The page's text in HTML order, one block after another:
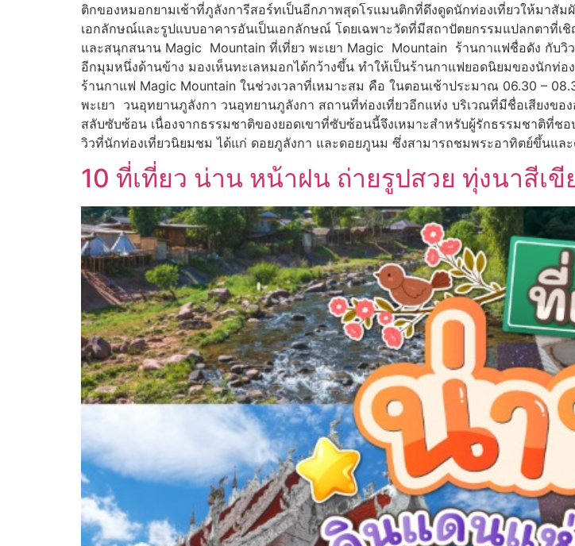
ติกของหมอกยามเช้าที่ภูลังการีสอร์ทเป็นอีกภาพสุดโรแมนติกที่ดึงดูดนักท่องเที่ยวให้มาสั
เอกลักษณ์และรูปแบบอาคารอันเป็นเอกลักษณ์ โดยเฉพาะวัดที่มีสถาปัตยกรรมแปลกตาที่เ
และสนุกสนาน Magic Mountain ที่เที่ยว พะเยา Magic Mountain ร้านกาแฟชื่อดัง กับ
อีกมุมหนึ่งด้านข้าง มองเห็นทะเลหมอกได้กว้างขึ้น ทำให้เป็นร้านกาแฟยอดนิยมของนักท่อ
ร้านกาแฟ Magic Mountain ในช่วงเวลาที่เหมาะสม คือ ในตอนเช้าประมาณ 06.30 –
พะเยา วนอุทยานภูลังกา วนอุทยานภูลังกา สถานที่ท่องเที่ยวอีกแห่ง บริเวณที่มีชื่อเสียงของ
สลับซับซ้อน เนื่องจากธรรมชาติของยอดเขาที่ซับซ้อนนี้จึงเหมาะสำหรับผู้รักธรรมชาติที่ช
วิวที่นักท่องเที่ยวนิยมชม ได้แก่ ดอยภูลังกา และดอยภูนม ซึ่งสามารถชมพระอาทิตย์ขึ้นแล
10 ที่เที่ยว น่าน หน้าฝน ถ่ายรูปสวย ทุ่งนาสีเ